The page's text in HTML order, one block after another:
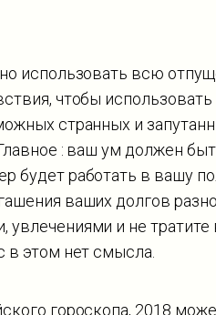
использовать всю
чтобы
странных и
: ваш ум должен
будет работать в вашу
ваших долгов
и не
этом нет смысла.
гороскопа, 2018